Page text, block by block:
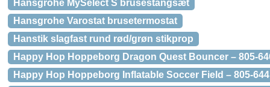
Hansgrohe MySelect S brusestangsæt
Hansgrohe Varostat brusetermostat
Hanstik slagfast rund rød/grøn stikprop
Happy Hop Hoppeborg Dragon Quest Bouncer – 805-
Happy Hop Hoppeborg Inflatable Soccer Field – 805-644